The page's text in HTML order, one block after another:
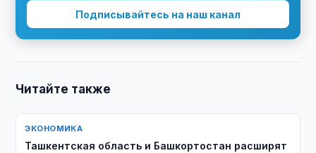
Подписывайтесь на наш канал
Читайте также
ЭКОНОМИКА
Ташкентская область и Башкортостан расширят